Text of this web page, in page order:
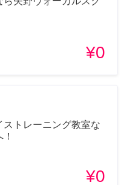
¥0
トレーニング教室な
¥0